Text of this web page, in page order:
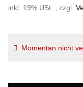
inkl. 19% USt. , zzgl.
Momentan nicht